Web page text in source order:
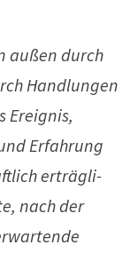
außen durch
Hand­lungen
Ereignis,
Erfah­rung
erträg­li­
nach der